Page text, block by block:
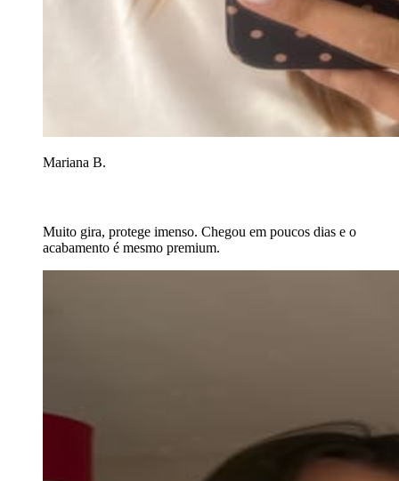
Mariana B.
Muito gira, protege imenso. Chegou em poucos dias e o
acabamento é mesmo premium.